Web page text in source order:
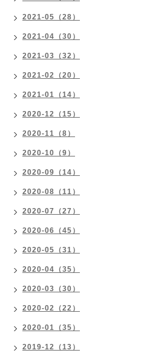
2021-05（28）
2021-04（30）
2021-03（32）
2021-02（20）
2021-01（14）
2020-12（15）
2020-11（8）
2020-10（9）
2020-09（14）
2020-08（11）
2020-07（27）
2020-06（45）
2020-05（31）
2020-04（35）
2020-03（30）
2020-02（22）
2020-01（35）
2019-12（13）